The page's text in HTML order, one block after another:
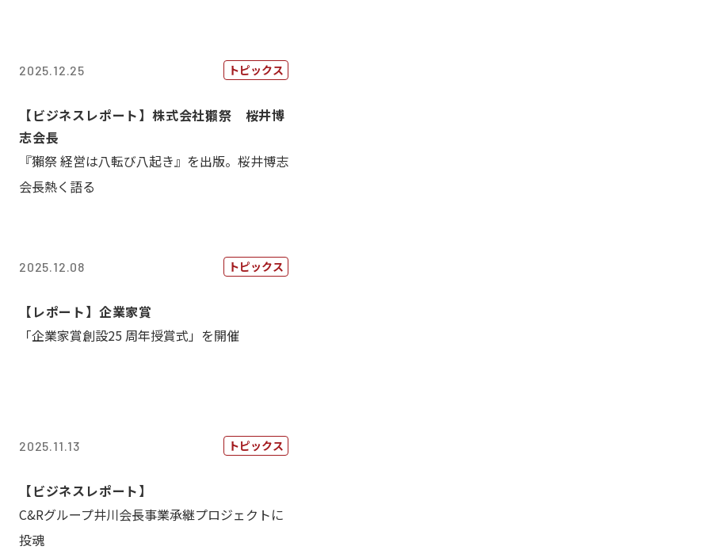
2025.12.25 トピックス
【ビジネスレポート】株式会社獺祭 桜井博
志会長
『獺祭 経営は八転び八起き』を出版。桜井博志
会長熱く語る
2025.12.08 トピックス
【レポート】企業家賞
「企業家賞創設25 周年授賞式」を開催
2025.11.13 トピックス
【ビジネスレポート】
C&Rグループ井川会長事業承継プロジェクトに
投魂